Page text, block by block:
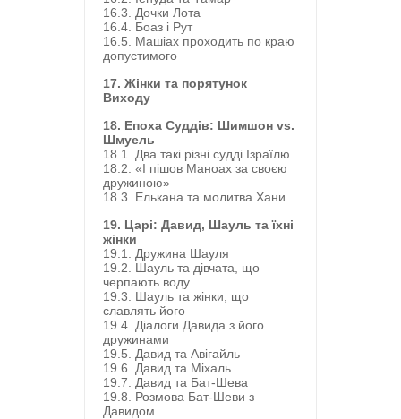
16.3. Дочки Лота
16.4. Боаз і Рут
16.5. Машіах проходить по краю
допустимого
17. Жінки та порятунок
Виходу
18. Епоха Суддів: Шимшон vs.
Шмуель
18.1. Два такі різні судді Ізраїлю
18.2. «І пішов Маноах за своєю
дружиною»
18.3. Елькана та молитва Хани
19. Царі: Давид, Шауль та їхні
жінки
19.1. Дружина Шауля
19.2. Шауль та дівчата, що
черпають воду
19.3. Шауль та жінки, що
славлять його
19.4. Діалоги Давида з його
дружинами
19.5. Давид та Авігайль
19.6. Давид та Міхаль
19.7. Давид та Бат-Шева
19.8. Розмова Бат-Шеви з
Давидом